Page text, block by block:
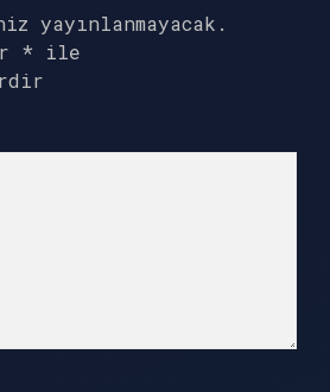
yayınlanmayacak.
* ile